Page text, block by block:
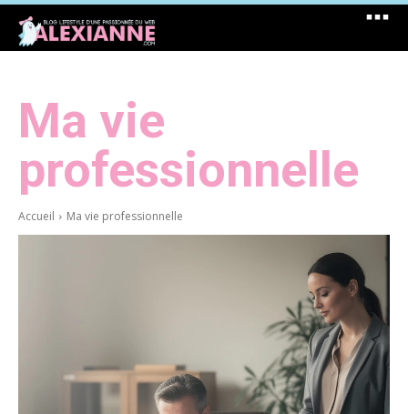
Ma vie
professionnelle
Accueil Ma vie professionnelle